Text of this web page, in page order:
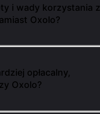
i wady korzystania z
Oxolo?
opłacalny,
Oxolo?